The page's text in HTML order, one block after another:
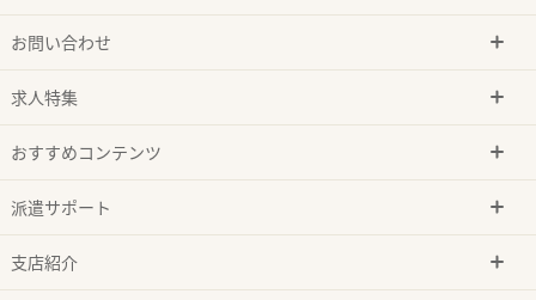
お問い合わせ
求人特集
おすすめコンテンツ
派遣サポート
支店紹介